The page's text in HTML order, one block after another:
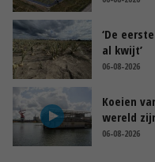
‘De
al kwijt’
06-08-2026
Koeien
wereld
06-08-2026